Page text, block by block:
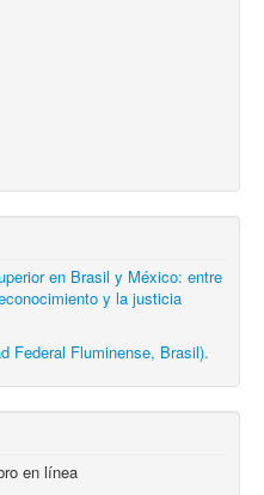
en Brasil y México: entre
y la justicia
Federal Fluminense, Brasil).
en línea